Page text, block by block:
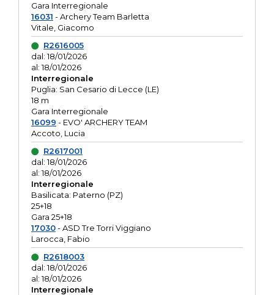
Gara Interregionale
16031 - Archery Team Barletta
Vitale, Giacomo
R2616005
dal: 18/01/2026
al: 18/01/2026
Interregionale
Puglia: San Cesario di Lecce (LE)
18 m
Gara Interregionale
16099 - EVO' ARCHERY TEAM
Accoto, Lucia
R2617001
dal: 18/01/2026
al: 18/01/2026
Interregionale
Basilicata: Paterno (PZ)
25+18
Gara 25+18
17030- ASD Tre Torri Viggiano
Larocca, Fabio
R2618003
dal: 18/01/2026
al: 18/01/2026
Interregionale